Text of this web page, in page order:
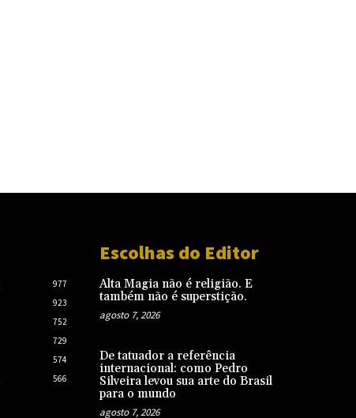
977
923
752
729
574
566
Escolhas do Editor
Alta Magia não é religião. E
também não é superstição.
agosto 7, 2026
De tatuador a referência
internacional: como Pedro
Silveira levou sua arte do Brasil
para o mundo
agosto 7, 2026